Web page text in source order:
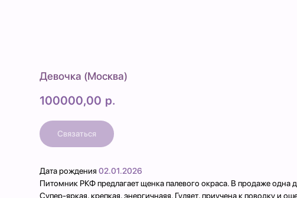
Девочка (Москва)
100000,00 р.
Связаться
Дата рождения 02.01.2026
Питомник РКФ предлагает щенка палевого окраса. В продаже одна
Супер-яркая, крепкая, энергичнаяя. Гуляет, приучена к поводку и